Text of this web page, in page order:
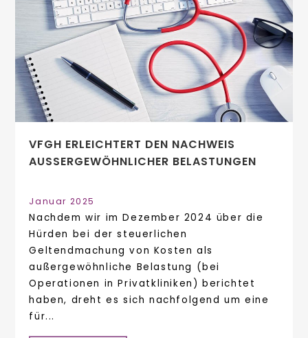
VFGH ERLEICHTERT DEN NACHWEIS
AUSSERGEWÖHNLICHER BELASTUNGEN
Januar 2025
Nachdem wir im Dezember 2024 über die
Hürden bei der steuerlichen
Geltendmachung von Kosten als
außergewöhnliche Belastung (bei
Operationen in Privatkliniken) berichtet
haben, dreht es sich nachfolgend um eine
für...